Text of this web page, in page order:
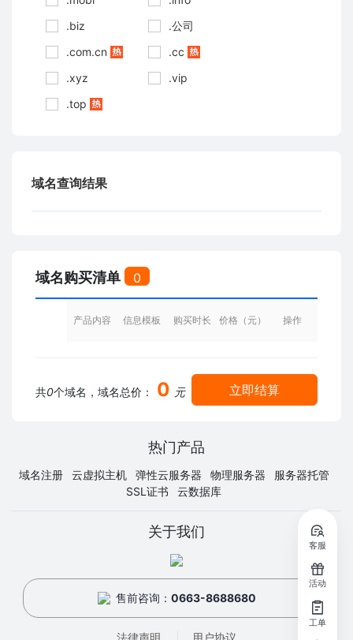
.biz
.公司
.com.cn
.cc
.xyz
.vip
.top
域名查询结果
域名购买清单 0
产品内容 信息模板 购买时长 价格（元） 操作
共0个域名，域名总价： 0 元 立即结算
热门产品
域名注册 云虚拟主机 弹性云服务器 物理服务器
服务器托管
SSL证书
云数据库
关于我们
售前咨询： 0663-8688680
法律声明 用户协议
客服
活动
工单